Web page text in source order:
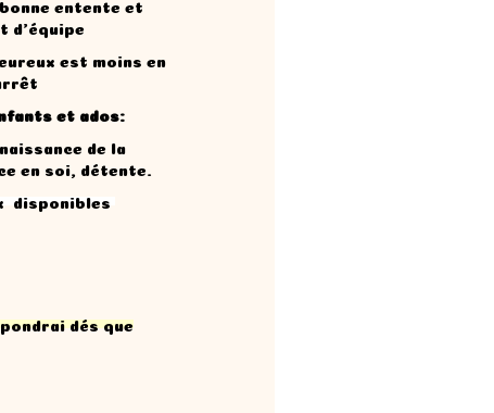
entente et
d'équipe
est moins en
et ados:
de la
en soi, détente.
disponibles
dés que